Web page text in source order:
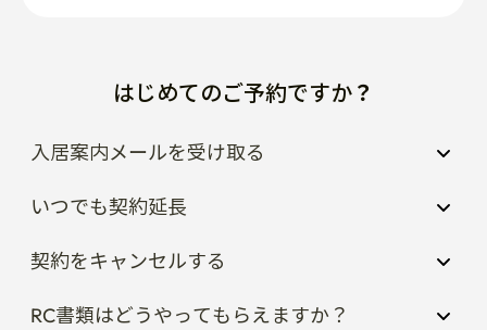
はじめてのご予約ですか？
入居案内メールを受け取る
いつでも契約延長
契約をキャンセルする
RC書類はどうやってもらえますか？